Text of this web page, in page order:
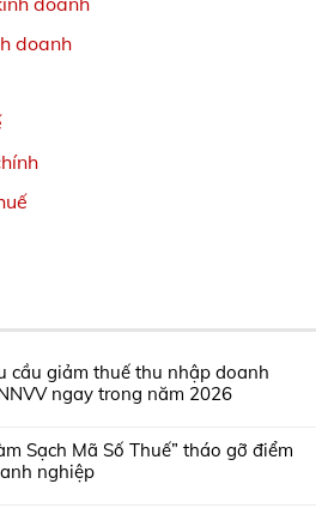
doanh
cầu giảm thuế thu nhập doanh
ngay trong năm 2026
Sạch Mã Số Thuế” tháo gỡ điểm
nghiệp